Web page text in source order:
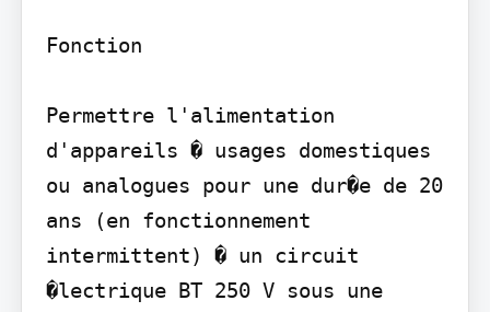
Fonction
Permettre l'alimentation
d'appareils � usages domestiques
ou analogues pour une dur�e de 20
ans (en fonctionnement
intermittent) � un circuit
�lectrique BT 250 V sous une